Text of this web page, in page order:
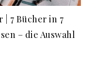
7 Bücher in 7
– die Auswahl